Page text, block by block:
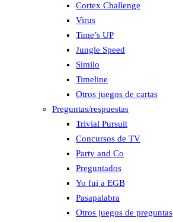
Cortex Challenge
Virus
Time’s UP
Jungle Speed
Similo
Timeline
Otros juegos de cartas
Preguntas/respuestas
Trivial Pursuit
Concursos de TV
Party and Co
Preguntados
Yo fui a EGB
Pasapalabra
Otros juegos de preguntas